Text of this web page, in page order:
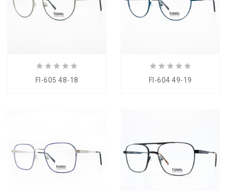
FI-605 48-18 FI-604 49-19